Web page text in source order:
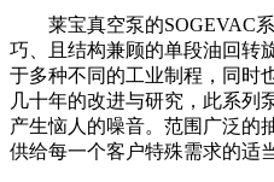
莱宝真空泵的SOGEVAC系
巧、且结构兼顾的单段油回转
于多种不同的工业制程，同时
几十年的改进与研究，此系列
产生恼人的噪音。范围广泛的
供给每一个客户特殊需求的适